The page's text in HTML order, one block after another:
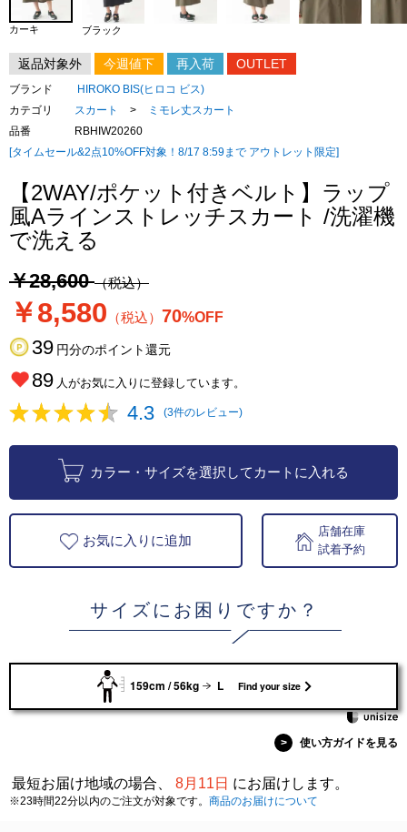
カーキ ブラック
返品対象外 今週値下 再入荷 OUTLET
ブランド
HIROKO BIS(ヒロコ ビス)
カテゴリ
スカート >
ミモレ丈スカート
品番
RBHIW20260
[タイムセール&2点10%OFF対象！8/17 8:59まで アウトレット限定]
【2WAY/ポケット付きベルト】ラップ
風Aラインストレッチスカート /洗濯機
で洗える
￥28,600（税込）
￥8,580 （税込） 70%OFF
39 円分のポイント還元
89 人がお気に入りに登録しています。
4.3 (3件のレビュー)
カラー・サイズを選択してカートに入れる
お気に入りに追加
店舗在庫
試着予約
サイズにお困りですか？
159cm / 56kg L Find your size
> 使い方ガイドを見る
最短お届け地域の場合、 8月11日 にお届けします。
※23時間22分以内のご注文が対象です。 商品のお届けについて